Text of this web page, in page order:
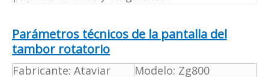
Parámetros técnicos de la pantalla del
tambor rotatorio
Fabricante: Ataviar
Modelo: Zg800